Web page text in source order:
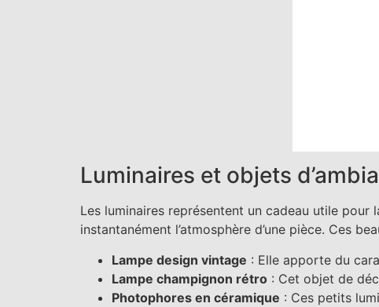
Luminaires et objets
Les luminaires représentent un cadeau utile pour
instantanément l’atmosphère d’une pièce. Ces
Lampe design vintage : Elle apporte du
Lampe champignon rétro : Cet objet de
Photophores en céramique : Ces petits